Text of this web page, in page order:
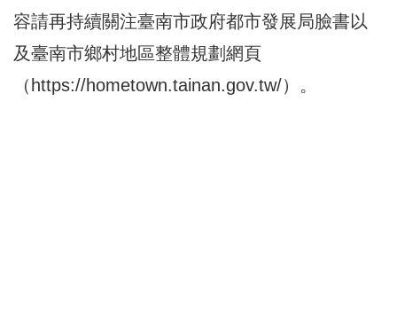
容請再持續關注臺南市政府都市發展局臉書以
及臺南市鄉村地區整體規劃網頁
（ https://hometown.tainan.gov.tw/）。